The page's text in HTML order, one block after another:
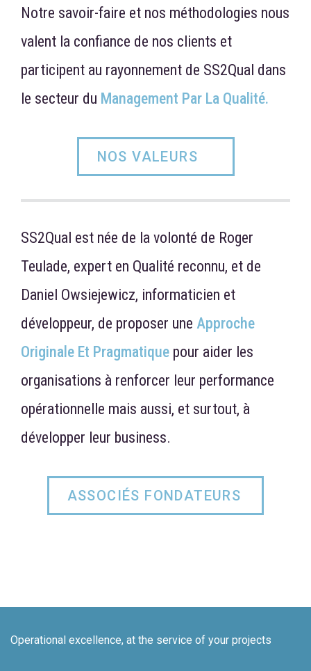
Notre savoir-faire et nos méthodologies nous
valent la confiance de nos clients et
participent au rayonnement de SS2Qual dans
le secteur du Management Par La Qualité.
NOS VALEURS
SS2Qual est née de la volonté de Roger
Teulade, expert en Qualité reconnu, et de
Daniel Owsiejewicz, informaticien et
développeur, de proposer une Approche
Originale Et Pragmatique pour aider les
organisations à renforcer leur performance
opérationnelle mais aussi, et surtout, à
développer leur business.
ASSOCIÉS FONDATEURS
Operational excellence, at the service of your projects